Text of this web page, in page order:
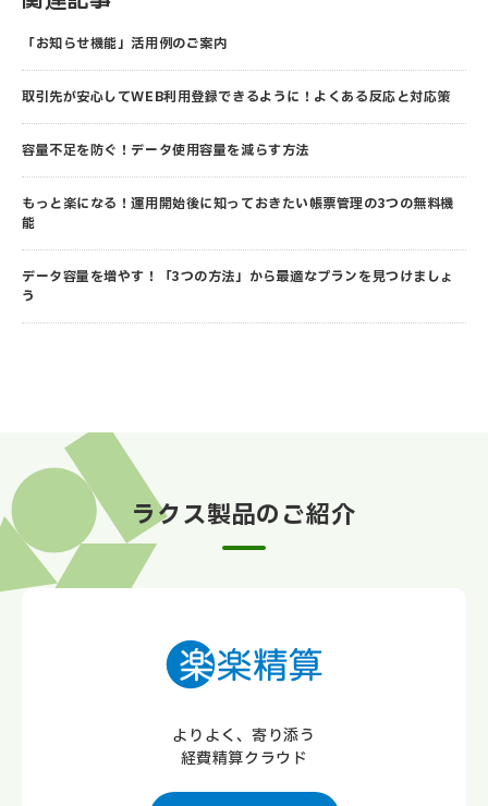
「お知らせ機能」活用例のご案内
取引先が安心してWEB利用登録できるように！よくある反応と対応策
容量不足を防ぐ！データ使用容量を減らす方法
もっと楽になる！運用開始後に知っておきたい帳票管理の3つの無料機
能
データ容量を増やす！「3つの方法」から最適なプランを見つけましょ
う
ラクス製品のご紹介
よりよく、寄り添う
経費精算クラウド